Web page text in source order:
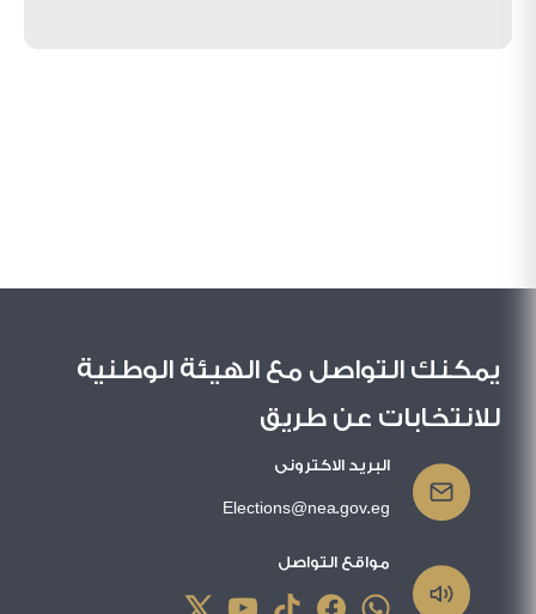
يمكنك التواصل مع الهيئة الوطنية
للانتخابات عن طريق
البريد الاكترونى
Elections@nea.gov.eg
مواقع التواصل